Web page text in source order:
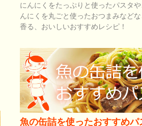
にんにくをたっぷりと使ったパスタ
んにくを丸ごと使ったおつまみなど
香る、おいしいおすすめレシピ！
魚の缶詰を使ったおすすめパ